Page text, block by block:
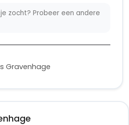
zocht? Probeer een andere
Gravenhage